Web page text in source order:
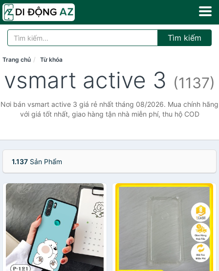
Tìm kiếm
Trang chủ Từ khóa
vsmart active 3 (1137)
Nơi bán vsmart active 3 giá rẻ nhất tháng 08/2026. Mua chính hãng
với giá tốt nhất, giao hàng tận nhà miễn phí, thu hộ COD
1.137 Sản Phẩm